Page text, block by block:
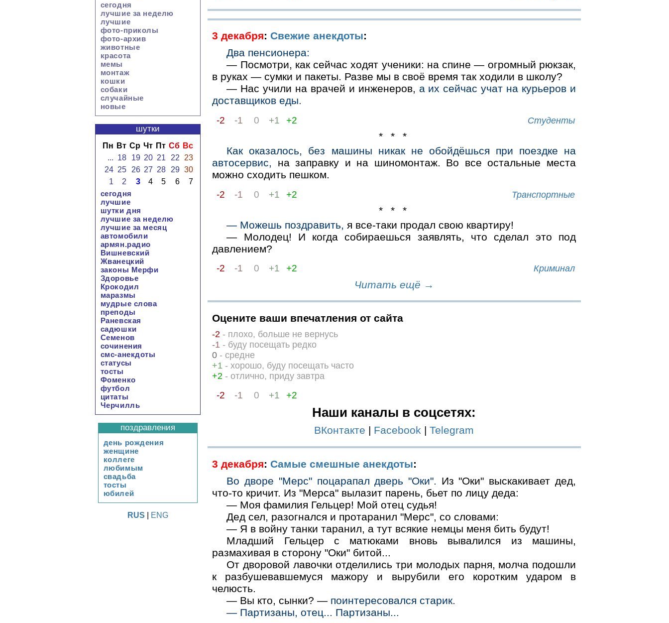
3 декабря: Свежие анекдоты:
Два пенсионера:
— Посмотри, как сейчас ходят ученики: на спине — огромный рюкзак,
в руках — сумки и пакеты. Разве мы в своё время так ходили в школу?
— Нас учили на врачей и инженеров, а их сейчас учат на курьеров и
доставщиков еды.
-2 -1 0 +1 +2 Студенты
* * *
Как оказалось, без машины никак не обойдёшься при поездке на
автосервис, на заправку и на шиномонтаж. Во все остальные места
можно сходить пешком.
-2 -1 0 +1 +2 Транспортные
* * *
— Можешь поздравить,
я все-таки продал свою квартиру!
— Молодец! И когда собираешься заявлять, что сделал это под
давлением?
-2 -1 0 +1 +2 Криминал
Читать ещё →
Оцените ваши впечатления от сайта
-2 - плохо, больше не вернусь
-1 - буду посещать редко
0 - средне
+1 - хорошо, буду посещать часто
+2 - отлично, приду завтра
-2 -1 0 +1 +2
Наши каналы в соцсетях:
ВКонтакте | Facebook | Telegram
3 декабря: Самые смешные анекдоты:
Во дворе "Мерс" поцарапал дверь "Оки".
Из "Оки" выскакивает дед,
что-то кричит. Из "Мерса" вылазит парень, бьет по лицу деда:
— Моя фамилия Гельцер! Мой отец судья!
Дед сел, разогнался и протаранил "Мерс", со словами:
— Я в войну танки таранил, а тут всякие немцы меня бить будут!
Младший Гельцер с матюками вновь вывалился из машины,
размахивая в сторону "Оки" битой...
От дворовой лавочки отделились три молодых парня, молча подошли
к разбушевавшемуся мажору и вырубили его коротким ударом в
челюсть.
— Вы кто, сынки? — поинтересовался старик.
— Партизаны, отец... Партизаны...
сегодня
лучшие за неделю
лучшие
фото-приколы
фото-архив
животные
красота
мемы
монтаж
кошки
собаки
случайные
новые
шутки
Пн Вт Ср Чт Пт Сб Вс
... 18 19 20 21 22
23
24 25 26 27 28 29 30
1
2 3 4 5 6
7
сегодня
лучшие
шутки дня
лучшие за неделю
лучшие за месяц
автомобили
армян.радио
Вишневский
Жванецкий
законы Мерфи
Здоровье
Крокодил
маразмы
мудрые слова
преподы
Раневская
садюшки
Семенов
сочинения
смс-анекдоты
статусы
тосты
Фоменко
футбол
цитаты
Черчилль
поздравления
день рождения
женщине
коллеге
любимым
свадьба
тосты
юбилей
RUS ENG